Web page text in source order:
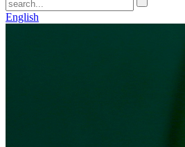
English